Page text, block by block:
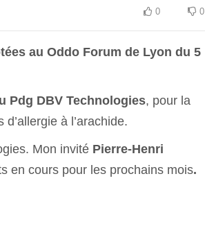
0 0
au Oddo Forum de Lyon du 5
Pdg DBV Technologies, pour la
à l’arachide.
Mon invité Pierre-Henri
en cours pour les prochains mois.